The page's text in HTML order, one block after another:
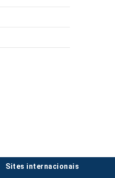
sites internacionais